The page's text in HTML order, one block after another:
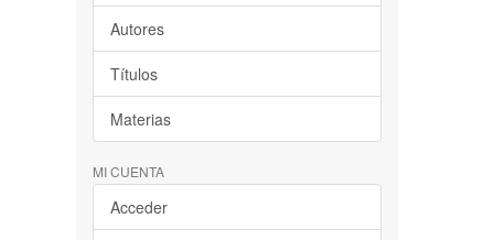
Autores
Títulos
Materias
MI CUENTA
Acceder